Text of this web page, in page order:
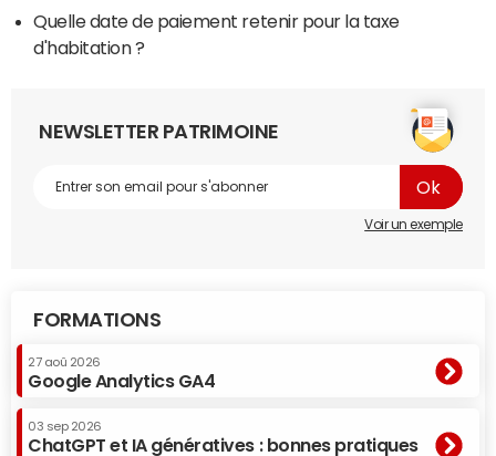
Quelle date de paiement retenir pour la taxe
d'habitation ?
NEWSLETTER PATRIMOINE
Voir un exemple
FORMATIONS
27 aoû 2026
Google Analytics GA4
03 sep 2026
ChatGPT et IA génératives : bonnes pratiques